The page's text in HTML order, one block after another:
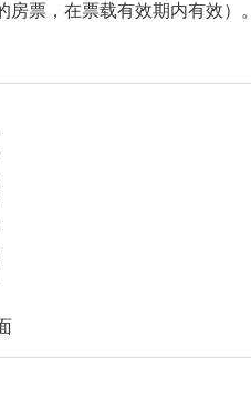
票，在票载有效期内有效）。